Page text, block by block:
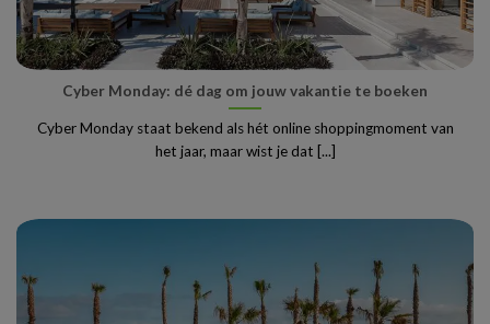
Cyber Monday: dé dag om jouw vakantie te boeken
Cyber Monday staat bekend als hét online shoppingmoment van
het jaar, maar wist je dat [...]